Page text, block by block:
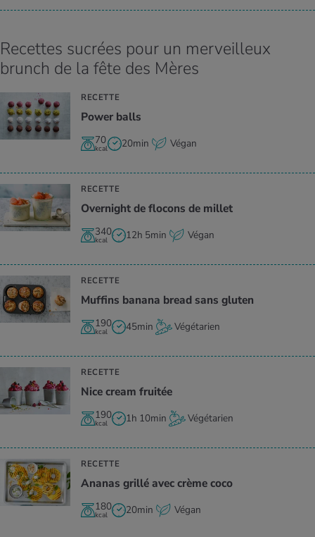
Recettes sucrées pour un merveilleux
brunch de la fête des Mères
RECETTE
Power balls
70
kcal 20min Végan
RECETTE
Over­night de flo­cons de millet
340
kcal 12h 5min Végan
RECETTE
Muf­fins banana bread sans glu­ten
190
kcal 45min Végétarien
RECETTE
Nice cream frui­tée
190
kcal 1h 10min Végétarien
RECETTE
Ana­nas grillé avec crème coco
180
kcal 20min Végan